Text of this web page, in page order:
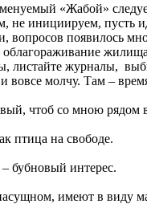
«Жабой»
не инициируем, пусть
вопросов появилось
листайте журналы,
вовсе молчу. Там –
чтоб со мною рядом
птица на свободе.
бубновый интерес.
имеют в виду